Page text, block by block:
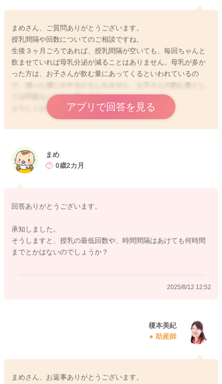
まめさん、ご質問ありがとうございます。
授乳間隔や回数についてのご相談ですね。
生後３ヶ月ごろであれば、授乳間隔が空いても、毎回ちゃんと
飲ませていれば母乳分泌が減ることはありません。母乳が多か
った方は、お子さんが飲む量にあってくるといわれているの
で、減った感じがするかもしれません。お子さんの飲む量とし
ては問題ないかなと思います。
よろしくお願いします。アプリで回答を見る
まめ
0歳2カ月
回答ありがとうございます。
承知しました。
そうしますと、授乳の最低回数や、時間間隔はあけても何時間
までとかはないのでしょうか？
2025/8/12 12:52
榎本美紀
助産師
まめさん、お返事ありがとうございます。